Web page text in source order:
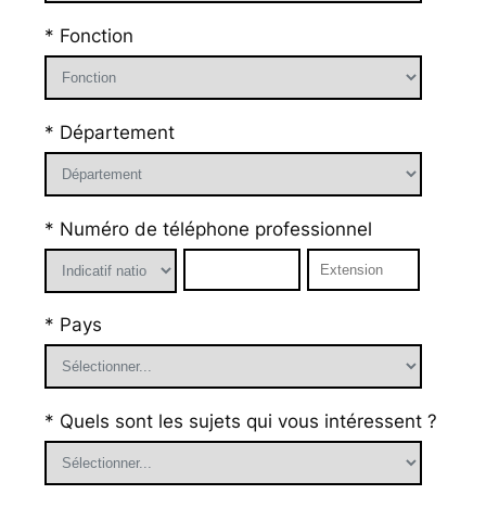
* Fonction
* Département
* Numéro de téléphone professionnel
* Pays
* Quels sont les sujets qui vous intéressent ?